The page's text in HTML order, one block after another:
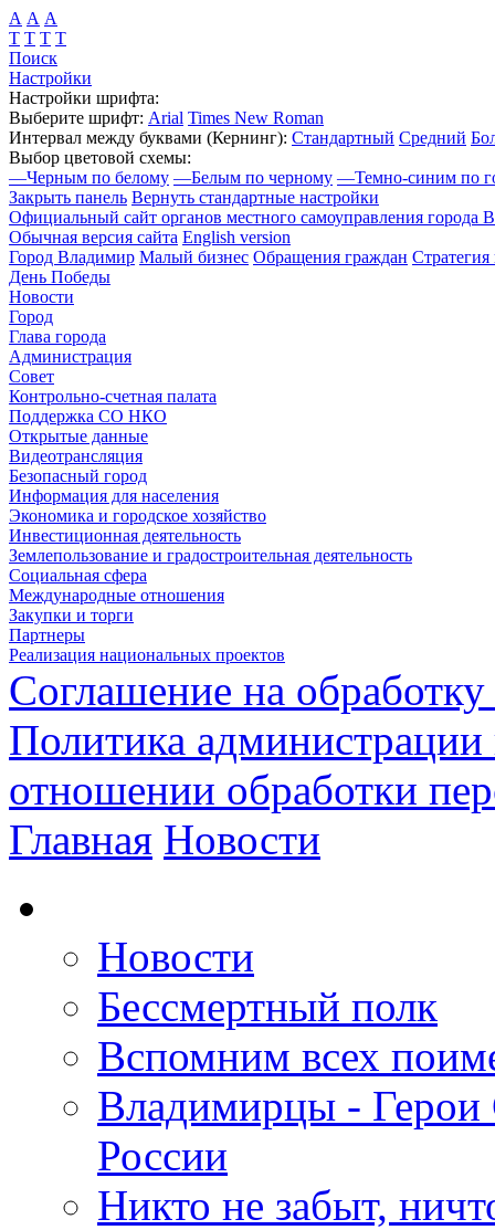
А А А
Т Т Т Т
Поиск
Настройки
Настройки шрифта:
Выберите шрифт: Arial Times New Roman
Интервал между буквами (Кернинг): Стандартный Средний
Выбор цветовой схемы:
—Черным по белому —Белым по черному —Темно-синим по
Закрыть панель Вернуть стандартные настройки
Официальный сайт органов местного самоуправления города
Обычная версия сайта English version
Город Владимир Малый бизнес Обращения граждан Стратегия
День Победы
Новости
Город
Глава города
Администрация
Совет
Контрольно-счетная палата
Поддержка СО НКО
Открытые данные
Видеотрансляция
Безопасный город
Информация для населения
Экономика и городское хозяйство
Инвестиционная деятельность
Землепользование и градостроительная деятельность
Социальная сфера
Международные отношения
Закупки и торги
Партнеры
Реализация национальных проектов
Соглашение на
Политика
отношении обработки
Главная Новости
Новости
Бессмертный полк
Вспомним всех
Владимирцы - Герои
России
Никто не забыт,